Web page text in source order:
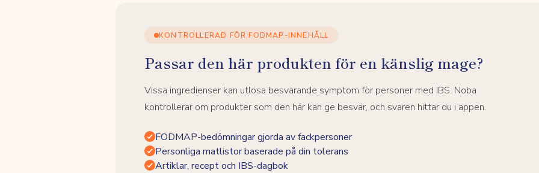
KONTROLLERAD FÖR FODMAP-INNEHÅLL
Passar den här produkten för en känslig mage?
Vissa ingredienser kan utlösa besvärande symptom för personer med IBS. Noba
kontrollerar om produkter som den här kan ge besvär, och svaren hittar du i appen.
FODMAP-bedömningar gjorda av fackpersoner
Personliga matlistor baserade på din tolerans
Artiklar, recept och IBS-dagbok